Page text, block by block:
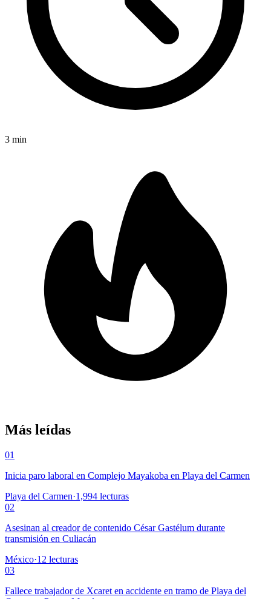
3 min
Más leídas
01
Inicia paro laboral en Complejo Mayakoba en Playa del Carmen
Playa del Carmen·1,994 lecturas
02
Asesinan al creador de contenido César Gastélum durante
transmisión en Culiacán
México·12 lecturas
03
Fallece trabajador de Xcaret en accidente en tramo de Playa del